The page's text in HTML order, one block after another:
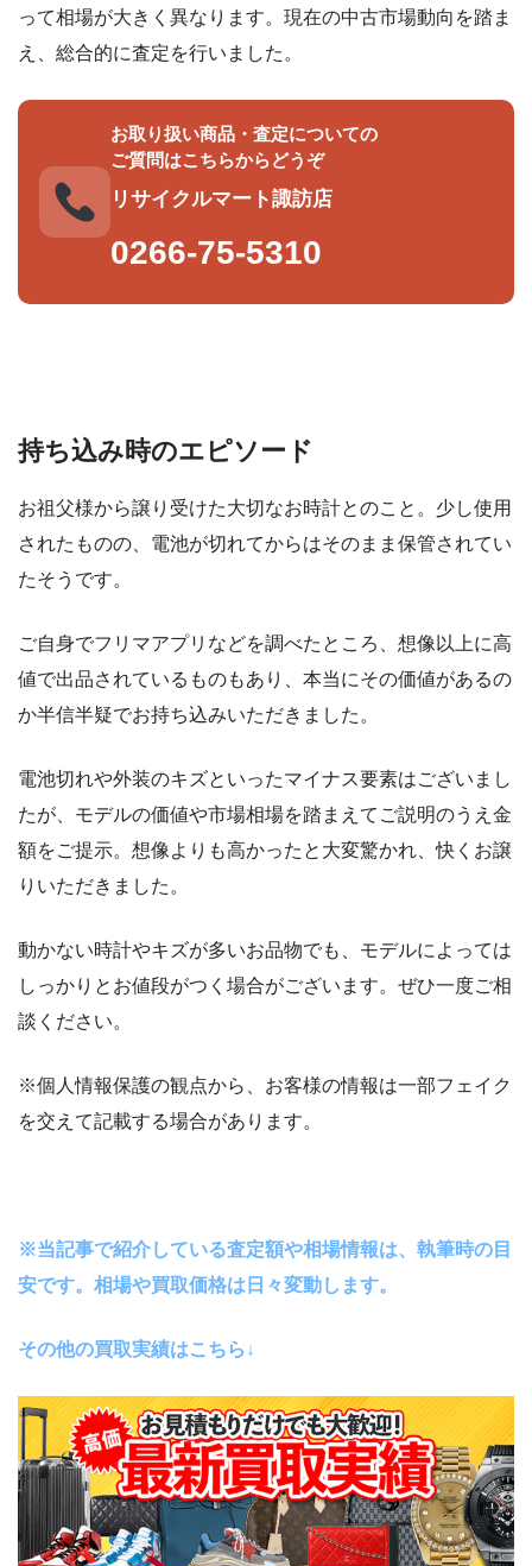
って相場が大きく異なります。現在の中古市場動向を踏ま
え、総合的に査定を行いました。
お取り扱い商品・査定についての
ご質問はこちらからどうぞ
リサイクルマート諏訪店
0266-75-5310
持ち込み時のエピソード
お祖父様から譲り受けた大切なお時計とのこと。少し使用
されたものの、電池が切れてからはそのまま保管されてい
たそうです。
ご自身でフリマアプリなどを調べたところ、想像以上に高
値で出品されているものもあり、本当にその価値があるの
か半信半疑でお持ち込みいただきました。
電池切れや外装のキズといったマイナス要素はございまし
たが、モデルの価値や市場相場を踏まえてご説明のうえ金
額をご提示。想像よりも高かったと大変驚かれ、快くお譲
りいただきました。
動かない時計やキズが多いお品物でも、モデルによっては
しっかりとお値段がつく場合がございます。ぜひ一度ご相
談ください。
※個人情報保護の観点から、お客様の情報は一部フェイク
を交えて記載する場合があります。
※当記事で紹介している査定額や相場情報は、執筆時の目
安です。相場や買取価格は日々変動します。
その他の買取実績はこちら↓